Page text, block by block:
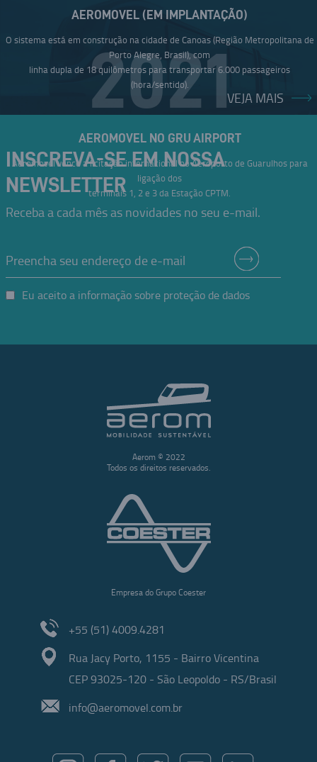
AEROMOVEL (EM IMPLANTAÇÃO)
O sistema está em construção na cidade de Canoas (Região Metropolitana de
Porto Alegre, Brasil), com
linha dupla de 18 quilômetros para transportar 6.000 passageiros
(hora/sentido).
2021
AEROMOVEL NO GRU AIRPORT
Aeromovel vence a licitação internacional no Aeroporto de Guarulhos para
ligação dos
terminais 1, 2 e 3 da Estação CPTM.
VEJA MAIS
INSCREVA-SE EM NOSSA
NEWSLETTER
Receba a cada mês as novidades no seu e-mail.
Eu aceito a informação sobre proteção de dados
Aerom © 2022
Todos os direitos reservados.
Empresa do Grupo Coester
+55 (51) 4009.4281
Rua Jacy Porto, 1155 - Bairro Vicentina
CEP 93025-120 - São Leopoldo - RS/Brasil
info@aeromovel.com.br